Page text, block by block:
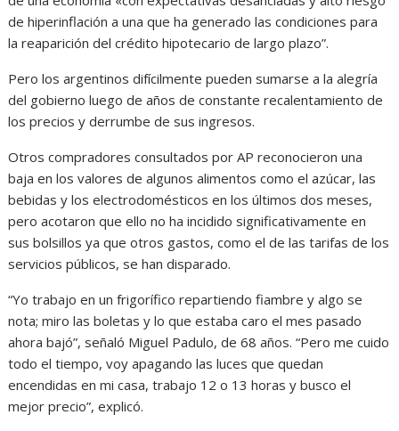
de hiperinflación a una que ha generado las condiciones para
la reaparición del crédito hipotecario de largo plazo”.
Pero los argentinos difícilmente pueden sumarse a la alegría
del gobierno luego de años de constante recalentamiento de
los precios y derrumbe de sus ingresos.
Otros compradores consultados por AP reconocieron una
baja en los valores de algunos alimentos como el azúcar, las
bebidas y los electrodomésticos en los últimos dos meses,
pero acotaron que ello no ha incidido significativamente en
sus bolsillos ya que otros gastos, como el de las tarifas de los
servicios públicos, se han disparado.
“Yo trabajo en un frigorífico repartiendo fiambre y algo se
nota; miro las boletas y lo que estaba caro el mes pasado
ahora bajó”, señaló Miguel Padulo, de 68 años. “Pero me cuido
todo el tiempo, voy apagando las luces que quedan
encendidas en mi casa, trabajo 12 o 13 horas y busco el
mejor precio”, explicó.